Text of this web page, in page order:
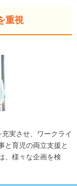
重視
実させ、ワークライ
と育児の両立支援と
、様々な企画を検